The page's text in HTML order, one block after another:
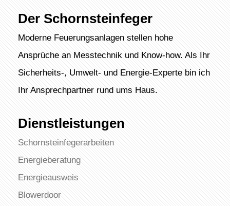
Der Schornsteinfeger
Moderne Feuerungsanlagen stellen hohe
Ansprüche an Messtechnik und Know-how. Als Ihr
Sicherheits-, Umwelt- und Energie-Experte bin ich
Ihr Ansprechpartner rund ums Haus.
Dienstleistungen
Schornsteinfegerarbeiten
Energieberatung
Energieausweis
Blowerdoor